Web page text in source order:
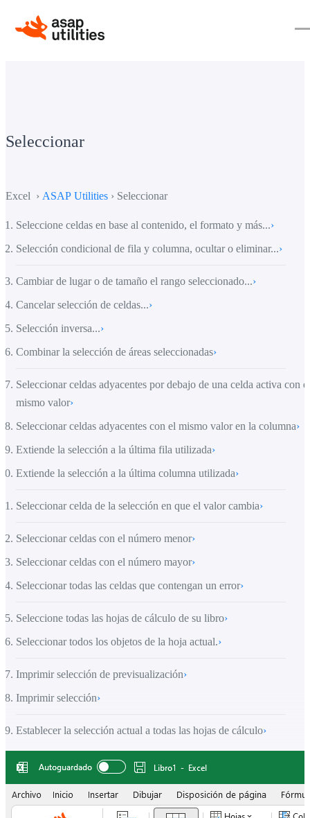
Seleccionar
Excel › ASAP Utilities › Seleccionar
Seleccione celdas en base al contenido, el formato y más...›
Selección condicional de fila y columna, ocultar o eliminar...›
Cambiar de lugar o de tamaño el rango seleccionado...›
Cancelar selección de celdas...›
Selección inversa...›
Combinar la selección de áreas seleccionadas›
Seleccionar celdas adyacentes por debajo de una celda activa con el
mismo valor›
Seleccionar celdas adyacentes con el mismo valor en la columna›
Extiende la selección a la última fila utilizada›
Extiende la selección a la última columna utilizada›
Seleccionar celda de la selección en que el valor cambia›
Seleccionar celdas con el número menor›
Seleccionar celdas con el número mayor›
Seleccionar todas las celdas que contengan un error›
Seleccione todas las hojas de cálculo de su libro›
Seleccionar todos los objetos de la hoja actual.›
Imprimir selección de previsualización›
Imprimir selección›
Establecer la selección actual a todas las hojas de cálculo›